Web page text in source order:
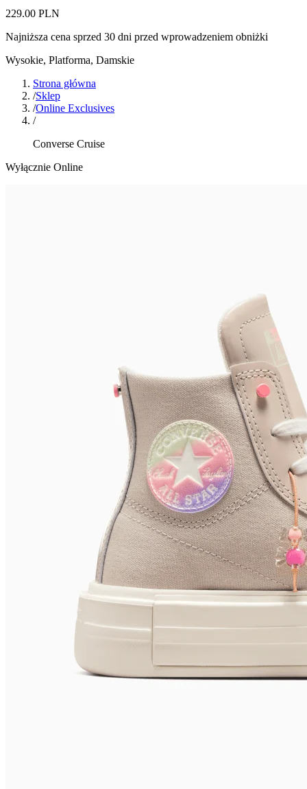
229.00 PLN
Najniższa cena sprzed 30 dni przed wprowadzeniem obniżki
Wysokie, Platforma, Damskie
Strona główna
/Sklep
/Online Exclusives
/
Converse Cruise
Wyłącznie Online